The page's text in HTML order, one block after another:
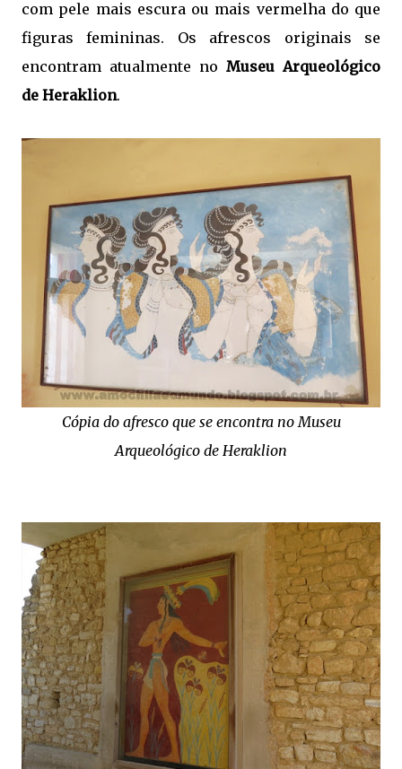
com pele mais escura ou mais vermelha do que
figuras femininas. Os afrescos originais se
encontram atualmente no Museu Arqueológico
de Heraklion.
Cópia do afresco que se encontra no Museu
Arqueológico de Heraklion